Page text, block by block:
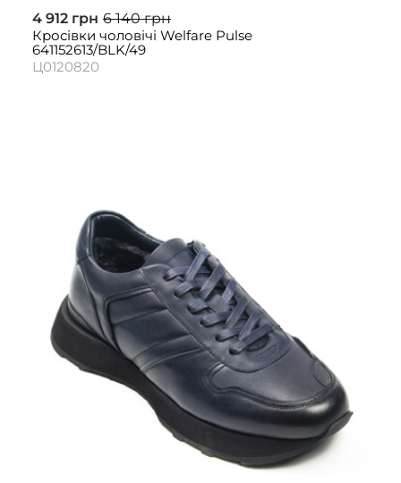
4 912 грн 6 140 грн
Кросівки чоловічі Welfare Pulse
641152613/BLK/49
Ц0120820